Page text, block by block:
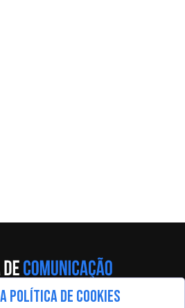
POLÍTICA DE COOKIES